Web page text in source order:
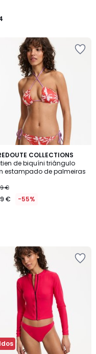
COLLECTIONS
de biquíni triângulo
estampado de palmeiras
€
€ -55%